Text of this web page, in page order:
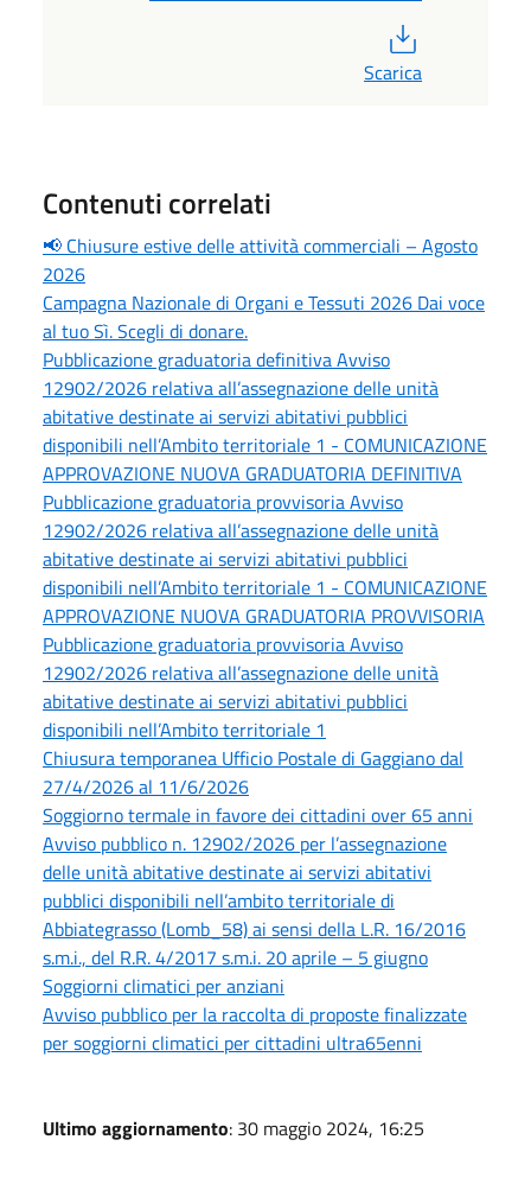
Scarica
Contenuti correlati
📢 Chiusure estive delle attività commerciali – Agosto
2026
Campagna Nazionale di Organi e Tessuti 2026 Dai voce
al tuo Sì. Scegli di donare.
Pubblicazione graduatoria definitiva Avviso
12902/2026 relativa all’assegnazione delle unità
abitative destinate ai servizi abitativi pubblici
disponibili nell’Ambito territoriale 1 - COMUNICAZIONE
APPROVAZIONE NUOVA GRADUATORIA DEFINITIVA
Pubblicazione graduatoria provvisoria Avviso
12902/2026 relativa all’assegnazione delle unità
abitative destinate ai servizi abitativi pubblici
disponibili nell’Ambito territoriale 1 - COMUNICAZIONE
APPROVAZIONE NUOVA GRADUATORIA PROVVISORIA
Pubblicazione graduatoria provvisoria Avviso
12902/2026 relativa all’assegnazione delle unità
abitative destinate ai servizi abitativi pubblici
disponibili nell’Ambito territoriale 1
Chiusura temporanea Ufficio Postale di Gaggiano dal
27/4/2026 al 11/6/2026
Soggiorno termale in favore dei cittadini over 65 anni
Avviso pubblico n. 12902/2026 per l’assegnazione
delle unità abitative destinate ai servizi abitativi
pubblici disponibili nell’ambito territoriale di
Abbiategrasso (Lomb_58) ai sensi della L.R. 16/2016
s.m.i., del R.R. 4/2017 s.m.i. 20 aprile – 5 giugno
Soggiorni climatici per anziani
Avviso pubblico per la raccolta di proposte finalizzate
per soggiorni climatici per cittadini ultra65enni
Ultimo aggiornamento: 30 maggio 2024, 16:25